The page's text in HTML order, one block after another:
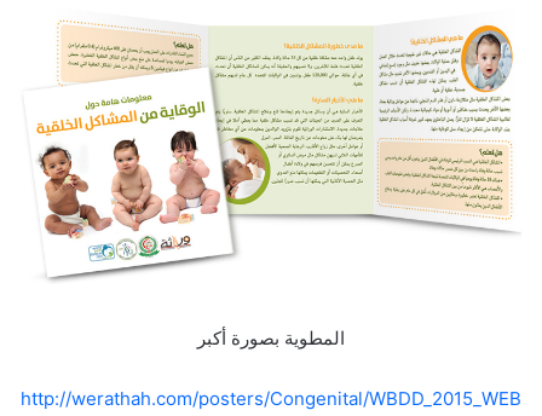
المطوية بصورة أكبر
http://werathah.com/posters/Congenital/WBDD_2015_WEB